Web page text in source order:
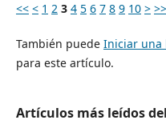
<< < 1 2 3 4 5 6 7 8 9 10 > >>
También puede Iniciar una
para este artículo.
Artículos más leídos